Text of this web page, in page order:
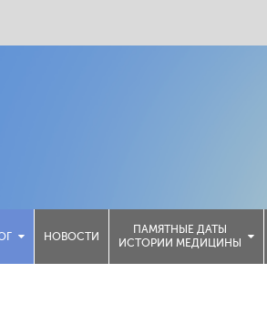
НОВОСТИ
ПАМЯТНЫЕ ДАТЫ
ИСТОРИИ МЕДИЦИНЫ